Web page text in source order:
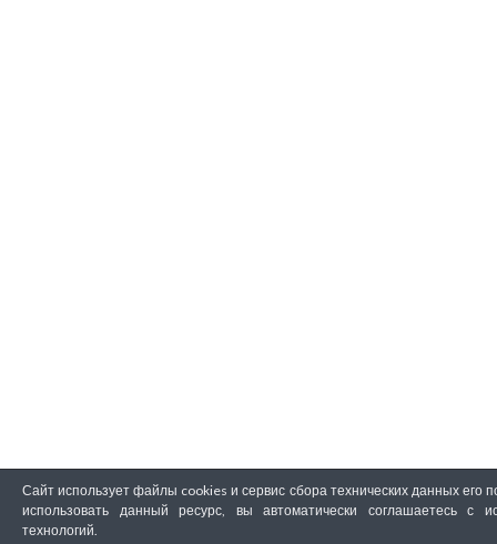
Сайт использует файлы cookies и сервис сбора технических данных его
использовать данный ресурс, вы автоматически соглашаетесь с
технологий.